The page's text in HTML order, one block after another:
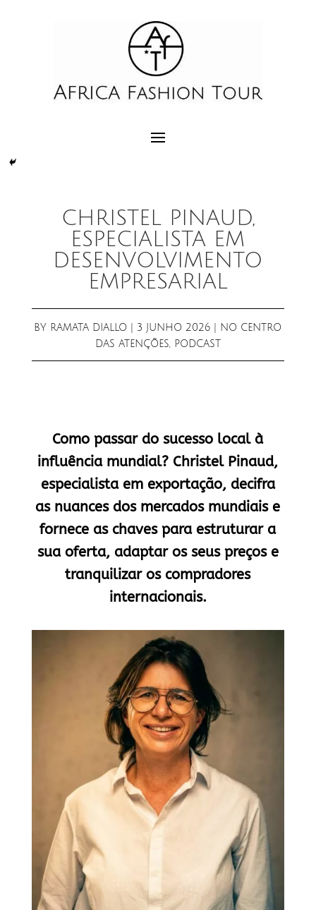
CHRISTEL PINAUD,
ESPECIALISTA EM
DESENVOLVIMENTO
EMPRESARIAL
BY RAMATA DIALLO 3 JUNHO 2026
NO CENTRO
DAS ATENÇÕES, PODCAST
Como passar do sucesso local à
influência mundial? Christel Pinaud,
especialista em exportação, decifra
as nuances dos mercados mundiais e
fornece as chaves para estruturar a
sua oferta, adaptar os seus preços e
tranquilizar os compradores
internacionais.